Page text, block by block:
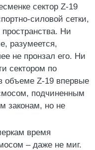
сектор Z-19
силовой сетки,
Ни
разумеется,
не пронзал его. Ни
сектором по
объеме Z-19 впервые
подчиненным
законам, но не
время
– даже не миг.